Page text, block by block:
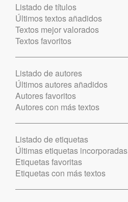
Listado de títulos
Últimos textos añadidos
Textos mejor valorados
Textos favoritos
Listado de autores
Últimos autores añadidos
Autores favoritos
Autores con más textos
Listado de etiquetas
Últimas etiquetas incorporadas
Etiquetas favoritas
Etiquetas con más textos